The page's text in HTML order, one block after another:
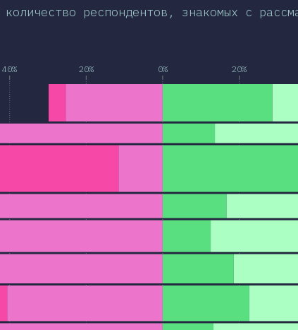
респондентов, знакомых с
40% 20% 0% 20%